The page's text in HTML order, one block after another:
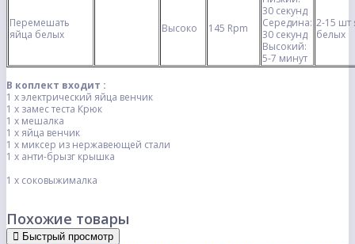
Перемешать
яйца белых
Высоко 145 Rpm
30 секунд
Середина:
30 секунд
Высокий:
5-7 минут
2-15 шт
белых
В коплект входит :
1 х электрический яйца венчик
1 х замес теста Крюк
1 х мешалка
1 х яйца венчик
1 х миксер из нержавеющей стали
1 х анти-брызг крышка
1 х соковыжималка
Похожие товары
Быстрый просмотр